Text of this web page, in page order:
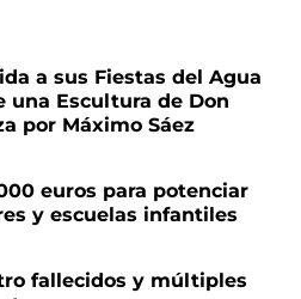
a sus Fiestas del Agua
una Escultura de Don
por Máximo Sáez
euros para potenciar
y escuelas infantiles
fallecidos y múltiples